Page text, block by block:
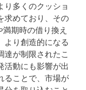
り多くのクッショ
求めており、その
期時の借り換え
より創造的になる
達が制限されたこ
活動にも影響が出
ることで、市場が